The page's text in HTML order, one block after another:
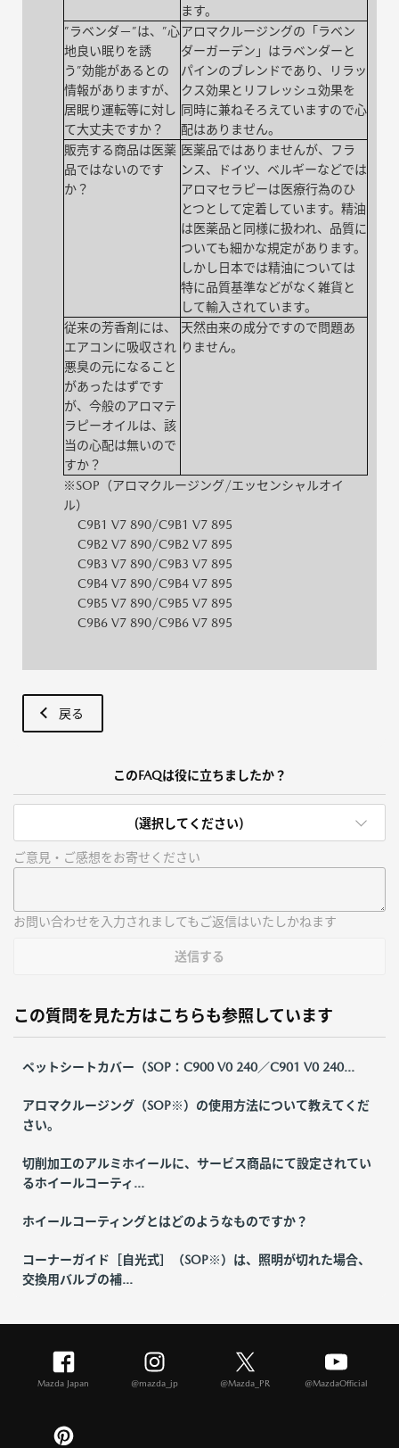
ます。
”ラベンダ－”は、”心
地良い眠りを誘
う”効能があるとの
情報がありますが、
居眠り運転等に対し
て大丈夫ですか？
アロマクルージングの「ラベン
ダーガーデン」はラベンダーと
パインのブレンドであり、リラッ
クス効果とリフレッシュ効果を
同時に兼ねそろえていますので心
配はありません。
販売する商品は医薬
品ではないのです
か？
医薬品ではありませんが、フラ
ンス、ドイツ、ベルギーなどでは
アロマセラピーは医療行為のひ
とつとして定着しています。精油
は医薬品と同様に扱われ、品質に
ついても細かな規定があります。
しかし日本では精油については
特に品質基準などがなく雑貨と
して輸入されています。
従来の芳香剤には、
エアコンに吸収され
悪臭の元になること
があったはずです
が、今般のアロマテ
ラピーオイルは、該
当の心配は無いので
すか？
天然由来の成分ですので問題あ
りません。
※SOP（アロマクルージング/エッセンシャルオイ
ル）
C9B1 V7 890/C9B1 V7 895
C9B2 V7 890/C9B2 V7 895
C9B3 V7 890/C9B3 V7 895
C9B4 V7 890/C9B4 V7 895
C9B5 V7 890/C9B5 V7 895
C9B6 V7 890/C9B6 V7 895
戻る
このFAQは役に立ちましたか？
(選択してください)
ご意見・ご感想をお寄せください
お問い合わせを入力されましてもご返信はいたしかねます
送信する
この質問を見た方はこちらも参照しています
ペットシートカバー（SOP：C900 V0 240／C901 V0 240...
アロマクルージング（SOP※）の使用方法について教えてくだ
さい。
切削加工のアルミホイールに、サービス商品にて設定されてい
るホイールコーティ...
ホイールコーティングとはどのようなものですか？
コーナーガイド［自光式］（SOP※）は、照明が切れた場合、
交換用バルブの補...
Mazda Japan @mazda_jp @Mazda_PR @MazdaOfficial